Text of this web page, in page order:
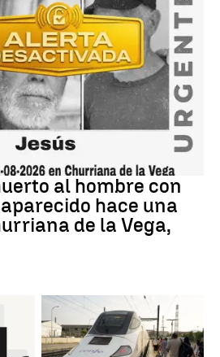
al hombre con
hace una
de la Vega,